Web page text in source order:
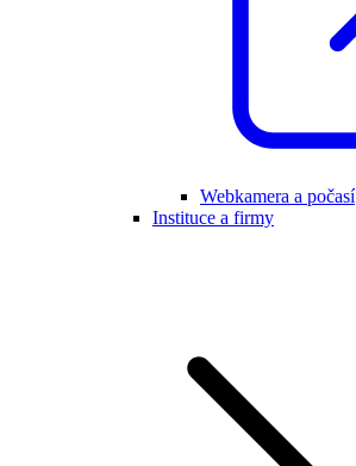
Webkamera a počasí
Instituce a firmy